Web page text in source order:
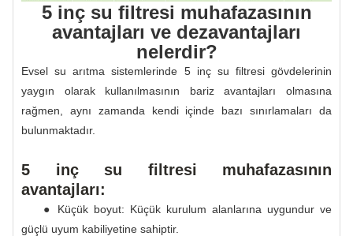
5 inç su filtresi muhafazasının
avantajları ve dezavantajları
nelerdir?
Evsel su arıtma sistemlerinde 5 inç su filtresi gövdelerinin
yaygın olarak kullanılmasının bariz avantajları olmasına
rağmen, aynı zamanda kendi içinde bazı sınırlamaları da
bulunmaktadır.
5 inç su filtresi muhafazasının
avantajları:
● Küçük boyut: Küçük kurulum alanlarına uygundur ve
güçlü uyum kabiliyetine sahiptir.